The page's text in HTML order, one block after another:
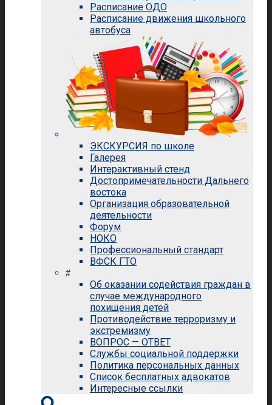
Расписание ОДО
Расписание движения школьного
автобуса
ЭКСКУРСИЯ по школе
Галерея
Интерактивный стенд
Достопримечательности Дальнего
востока
Организация образовательной
деятельности
Форум
НОКО
Профессиональный стандарт
ВФСК ГТО
#
Об оказании содействия граждан в
случае международного
похищения детей
Противодействие терроризму и
экстремизму
ВОПРОС — ОТВЕТ
Службы социальной поддержки
Политика персональных данных
Список бесплатных адвокатов
Интересные ссылки